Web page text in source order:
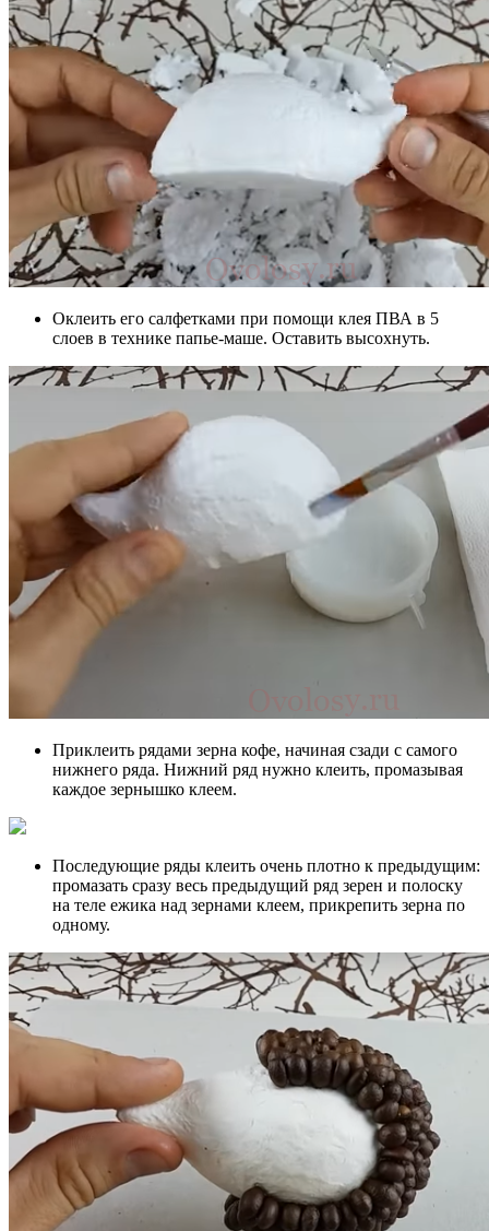
Оклеить его салфетками при помощи клея ПВА в 5
слоев в технике папье-маше. Оставить высохнуть.
Приклеить рядами зерна кофе, начиная сзади с самого
нижнего ряда. Нижний ряд нужно клеить, промазывая
каждое зернышко клеем.
Последующие ряды клеить очень плотно к предыдущим:
промазать сразу весь предыдущий ряд зерен и полоску
на теле ежика над зернами клеем, прикрепить зерна по
одному.